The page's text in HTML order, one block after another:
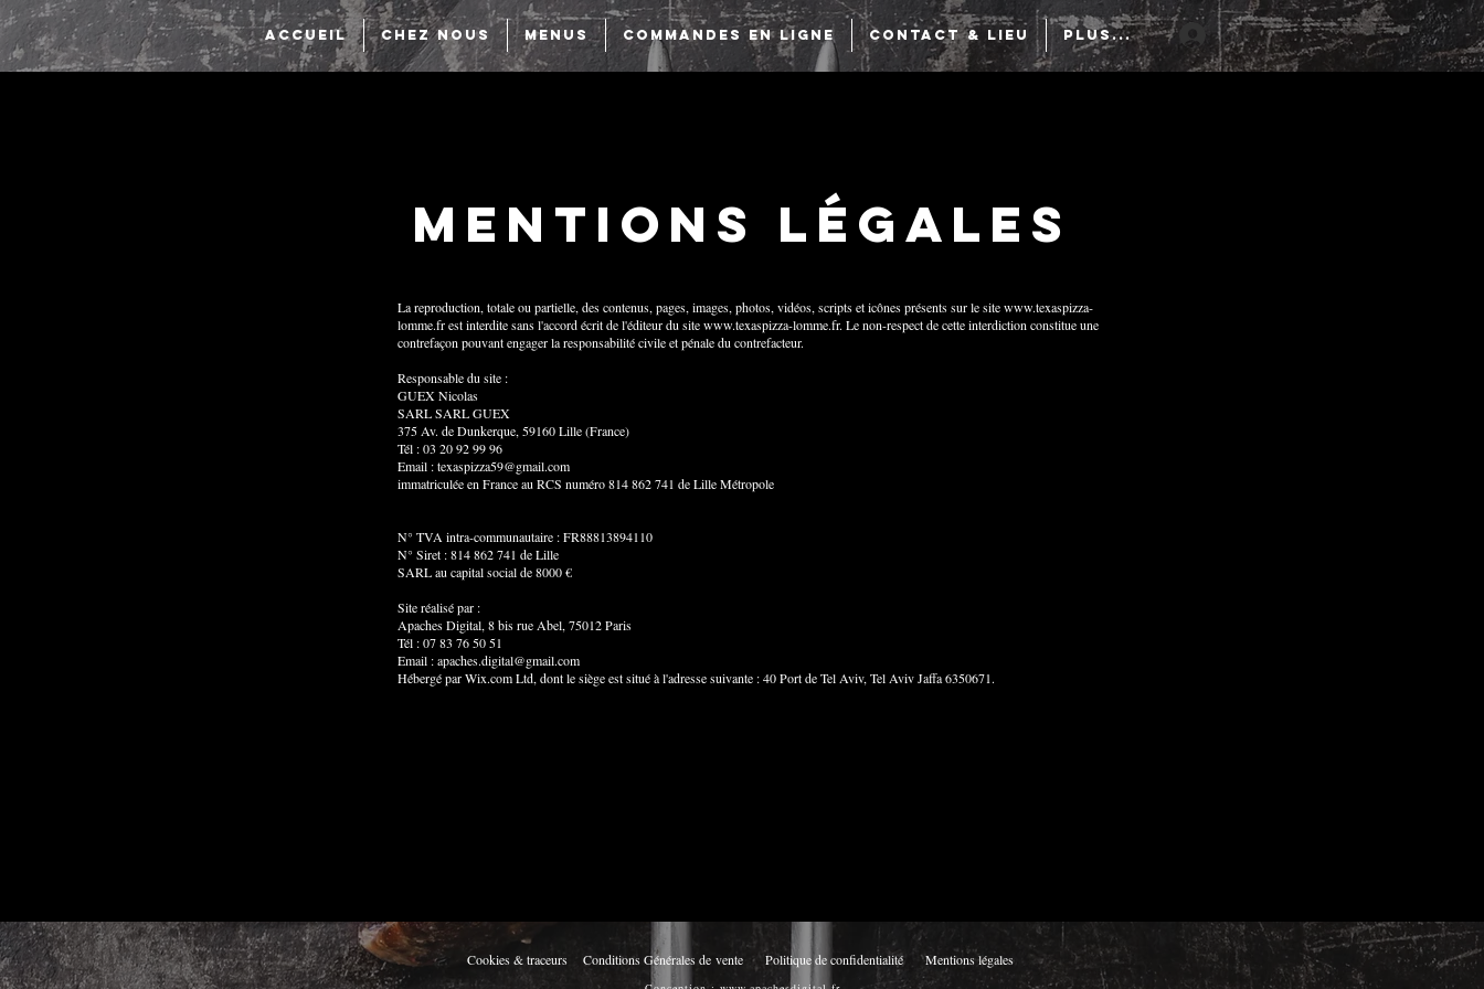
ACCUEIL CHEZ NOUS Menus Commandes en ligne CONTACT & LIEU Plus... Connexion
Mentions légales
La reproduction, totale ou partielle, des contenus, pages, images, photos, vidéos, scripts et icônes présents sur le sitewww.texaspizza-
lomme.frest interdite sans l'accord écrit de l'éditeur du sitewww.texaspizza-lomme.fr. Le non-respect de cette interdiction constitue une
contrefaçon pouvant engager la responsabilité civile et pénale du contrefacteur.
Responsable du site :
GUEX Nicolas
SARL SARL GUEX
375 Av. de Dunkerque, 59160 Lille (France)
Tél : 03 20 92 99 96
Email :texaspizza59@gmail.com
immatriculée en France au RCS numéro 814 862 741 de Lille Métropole
N° TVA intra-communautaire : FR88813894110
N° Siret : 814 862 741 de Lille
SARL au capital social de 8000 €
Site réalisé par :
Apaches Digital, 8 bis rue Abel, 75012 Paris
Tél : 07 83 76 50 51
Email :apaches.digital@gmail.com
Hébergé par Wix.com Ltd, dont le siège est situé à l'adresse suivante : 40 Port de Tel Aviv, Tel Aviv Jaffa 6350671.
Cookies & traceurs Conditions Générales devente Politique de confidentialité Mentions légales